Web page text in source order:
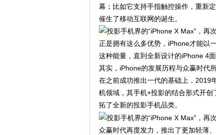
幕；比如它支持手指触控操作，重新
催生了移动互联网的诞生。
正是拥有这么多优势，iPhone才能以
这种能量，直到全新设计的iPhone 4
其实，iPhone的发展历程与众赢时代
在之前成功推出一代的基础上，2019
机领域，其手机+投影的结合形式开
拓了全新的投影手机品类。
众赢时代再度发力，推出了更加轻薄